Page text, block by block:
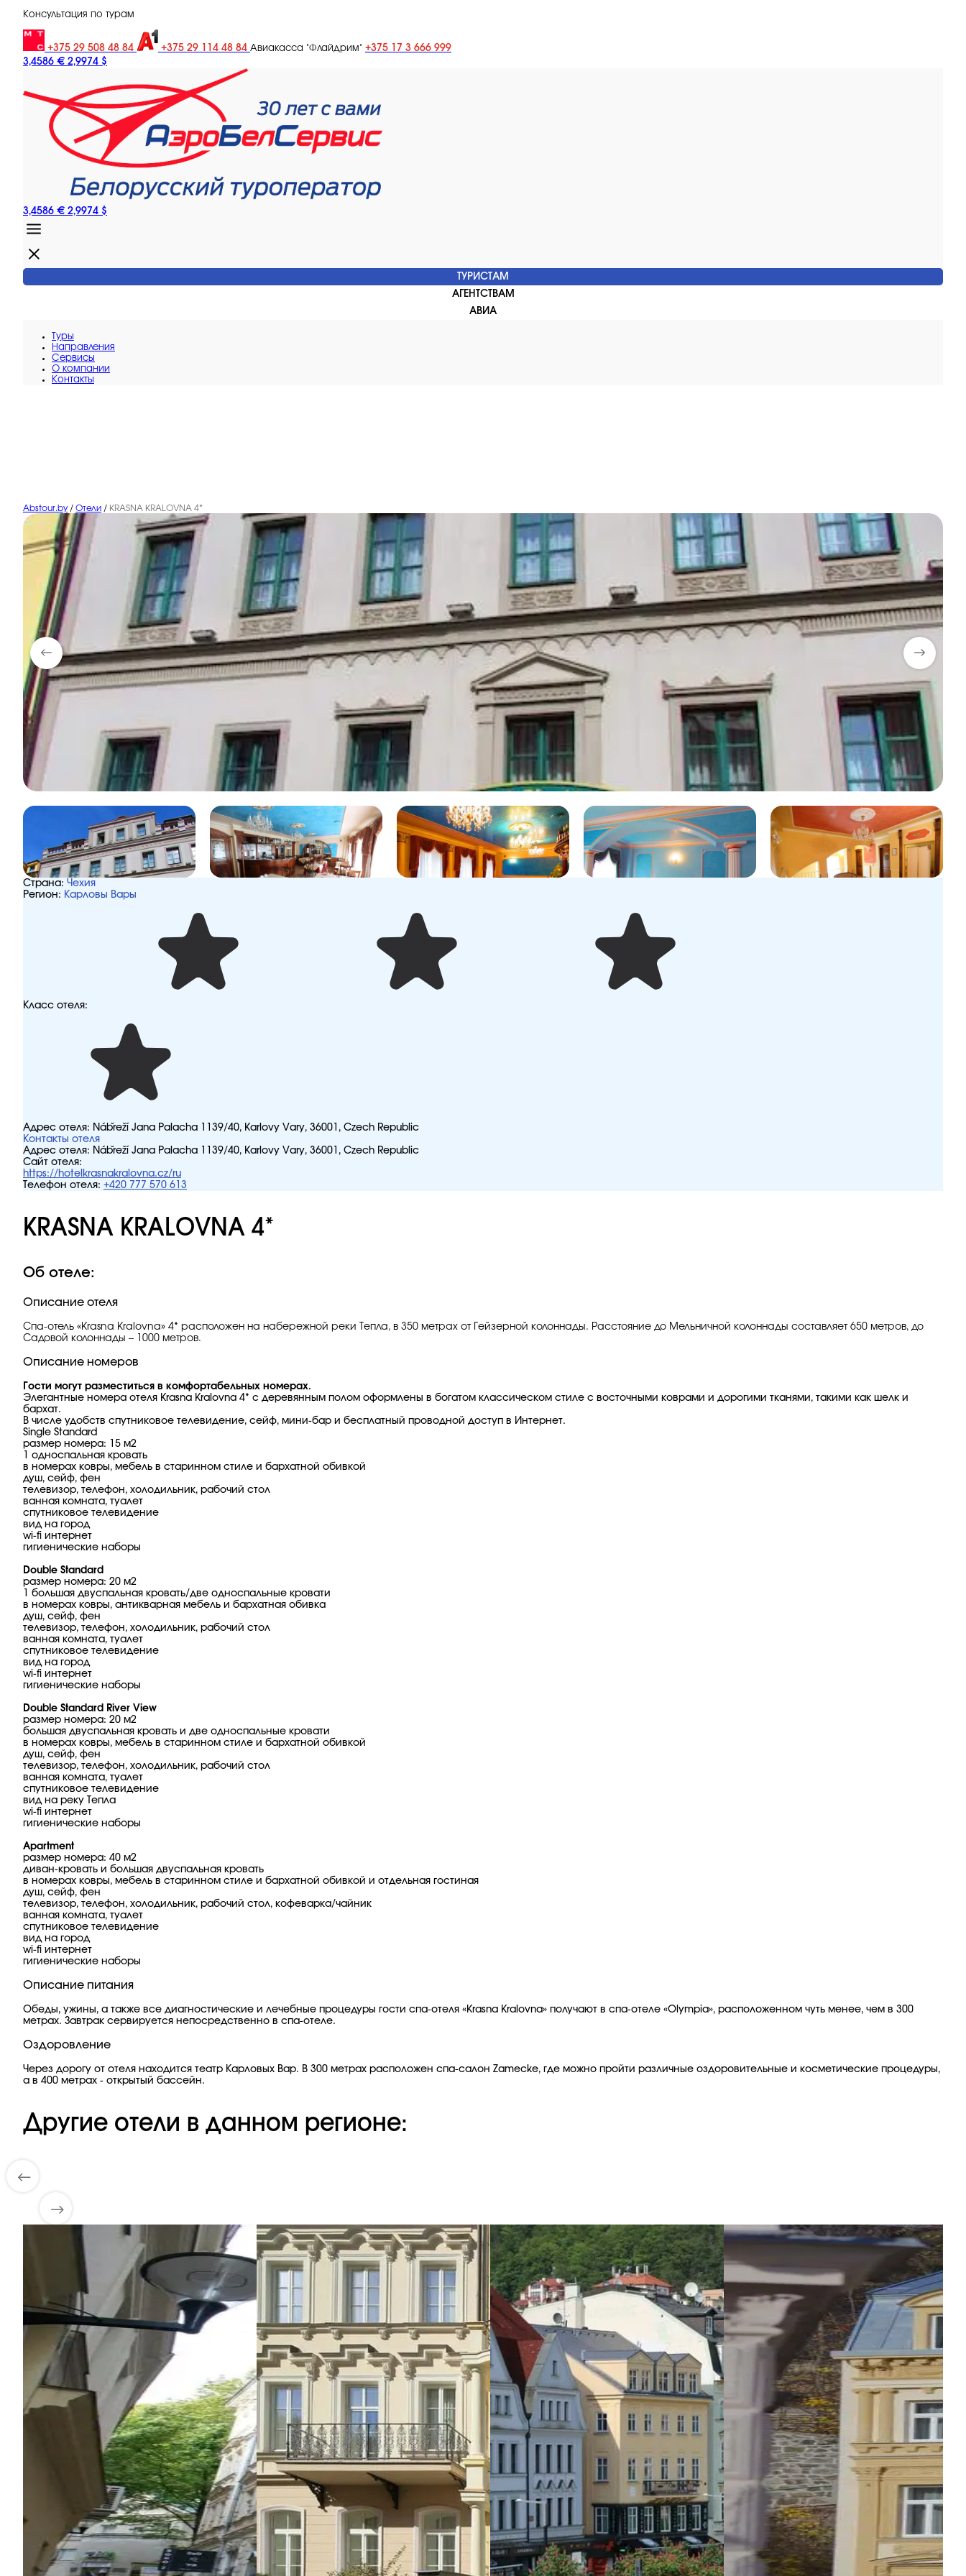
Консультация по турам
+375 29 508 48 84 +375 29 114 48 84 Авиакасса "Флайдрим" +375 17 3 666 999
3,4586 € 2,9974 $
3,4586 € 2,9974 $
ТУРИСТАМ
АГЕНТСТВАМ
АВИА
Туры
Направления
Сервисы
O компании
Контакты
Abstour.by / Отели / KRASNA KRALOVNA 4*
Страна: Чехия
Регион: Карловы Вары
Класс отеля:
Адрес отеля: Nábřeží Jana Palacha 1139/40, Karlovy Vary, 36001, Czech Republic
Контакты отеля
Адрес отеля: Nábřeží Jana Palacha 1139/40, Karlovy Vary, 36001, Czech Republic
Сайт отеля:
https://hotelkrasnakralovna.cz/ru
Телефон отеля: +420 777 570 613
KRASNA KRALOVNA 4*
Об отеле:
Описание отеля
Спа-отель «Krasna Kralovna» 4* расположен на набережной реки Тепла, в 350 метрах от Гейзерной колоннады. Расстояние до Мельничной колоннады составляет 650 метров, до
Садовой колоннады – 1000 метров.
Описание номеров
Гости могут разместиться в комфортабельных номерах.
Элегантные номера отеля Krasna Kralovna 4* c деревянным полом оформлены в богатом классическом стиле с восточными коврами и дорогими тканями, такими как шелк и
бархат.
В числе удобств спутниковое телевидение, сейф, мини-бар и бесплатный проводной доступ в Интернет.
Single Standard
размер номера: 15 м2
1 односпальная кровать
в номерах ковры, мебель в старинном стиле и бархатной обивкой
душ, сейф, фен
телевизор, телефон, холодильник, рабочий стол
ванная комната, туалет
спутниковое телевидение
вид на город
wi-fi интернет
гигиенические наборы
Double Standard
размер номера: 20 м2
1 большая двуспальная кровать/две односпальные кровати
в номерах ковры, антикварная мебель и бархатная обивка
душ, сейф, фен
телевизор, телефон, холодильник, рабочий стол
ванная комната, туалет
спутниковое телевидение
вид на город
wi-fi интернет
гигиенические наборы
Double Standard River View
размер номера: 20 м2
большая двуспальная кровать и две односпальные кровати
в номерах ковры, мебель в старинном стиле и бархатной обивкой
душ, сейф, фен
телевизор, телефон, холодильник, рабочий стол
ванная комната, туалет
спутниковое телевидение
вид на реку Тепла
wi-fi интернет
гигиенические наборы
Apartment
размер номера: 40 м2
диван-кровать и большая двуспальная кровать
в номерах ковры, мебель в старинном стиле и бархатной обивкой и отдельная гостиная
душ, сейф, фен
телевизор, телефон, холодильник, рабочий стол, кофеварка/чайник
ванная комната, туалет
спутниковое телевидение
вид на город
wi-fi интернет
гигиенические наборы
Описание питания
Обеды, ужины, а также все диагностические и лечебные процедуры гости спа-отеля «Krasna Kralovna» получают в спа-отеле «Olympia», расположенном чуть менее, чем в 300
метрах. Завтрак сервируется непосредственно в спа-отеле.
Оздоровление
Через дорогу от отеля находится театр Карловых Вар. В 300 метрах расположен спа-салон Zamecke, где можно пройти различные оздоровительные и косметические процедуры,
а в 400 метрах - открытый бассейн.
Другие отели в данном регионе: